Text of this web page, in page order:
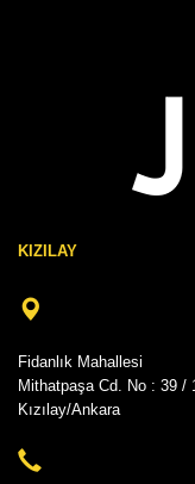
KIZILAY
Fidanlık Mahallesi
Mithatpaşa Cd. No : 39 /
Kızılay/Ankara